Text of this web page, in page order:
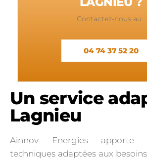
Contactez-nous au :
04 74 37 52 20
Un service
Lagnieu
Ainnov Energies apporte
techniques adaptées aux